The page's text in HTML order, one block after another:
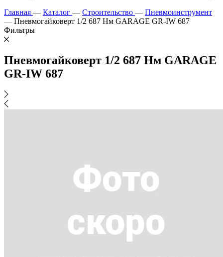
Главная — Каталог — Строительство — Пневмоинструмент
— Пневмогайковерт 1/2 687 Нм GARAGE GR-IW 687
Фильтры
Пневмогайковерт 1/2 687 Нм GARAGE
GR-IW 687